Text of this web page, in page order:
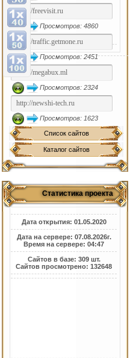
Просмотров: 4860
Просмотров: 2451
Просмотров: 2324
Просмотров: 1623
Список сайтов
Каталог сайтов
Статистика проекта
Дата открытия: 01.05.2020
Дата на сервере: 07.08.2026г.
Время на сервере: 04:47
Сайтов в базе: 309 шт.
Сайтов просмотрено: 132648